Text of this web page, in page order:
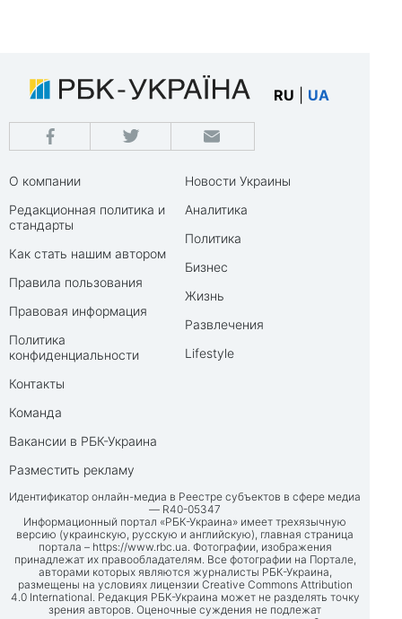
RU UA
О компании
Редакционная политика и
стандарты
Как стать нашим автором
Правила пользования
Правовая информация
Политика
конфиденциальности
Контакты
Команда
Вакансии в РБК-Украина
Разместить рекламу
Новости Украины
Аналитика
Политика
Бизнес
Жизнь
Развлечения
Lifestyle
Идентификатор онлайн-медиа в Реестре субъектов в сфере медиа
— R40-05347
Информационный портал «РБК-Украина» имеет трехязычную
версию (украинскую, русскую и английскую), главная страница
портала – https://www.rbc.ua. Фотографии, изображения
принадлежат их правообладателям. Все фотографии на Портале,
авторами которых являются журналисты РБК-Украина,
размещены на условиях лицензии Creative Commons Attribution
4.0 International. Редакция РБК-Украина может не разделять точку
зрения авторов. Оценочные суждения не подлежат